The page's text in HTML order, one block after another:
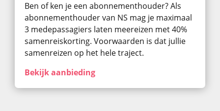
Ben of ken je een abonnementhouder? Als
abonnementhouder van NS mag je maximaal
3 medepassagiers laten meereizen met 40%
samenreiskorting. Voorwaarden is dat jullie
samenreizen op het hele traject.
Bekijk aanbieding